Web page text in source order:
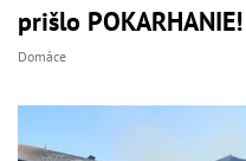
prišlo POKARHANIE!
Domáce